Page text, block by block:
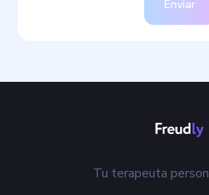
Enviar
Tu terapeuta